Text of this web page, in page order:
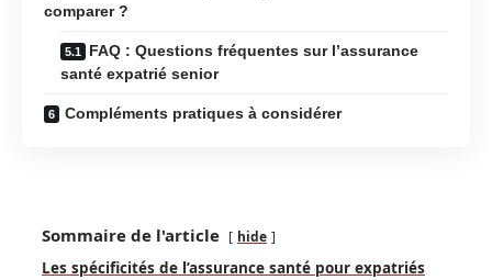
comparer ?
FAQ : Questions fréquentes sur l’assurance
santé expatrié senior
Compléments pratiques à considérer
Sommaire de l'article hide
Les spécificités de l’assurance santé pour expatriés